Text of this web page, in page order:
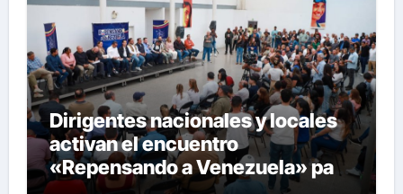
Dirigentes nacionales y locales
activan el encuentro
«Repensando a Venezuela» para